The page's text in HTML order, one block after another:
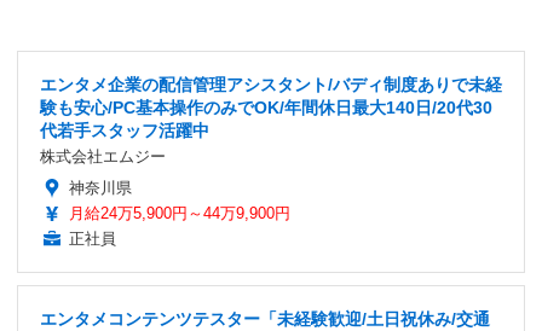
エンタメ企業の配信管理アシスタント/バディ制度ありで未経
験も安心/PC基本操作のみでOK/年間休日最大140日/20代30
代若手スタッフ活躍中
株式会社エムジー
神奈川県
月給24万5,900円～44万9,900円
正社員
エンタメコンテンツテスター「未経験歓迎/土日祝休み/交通